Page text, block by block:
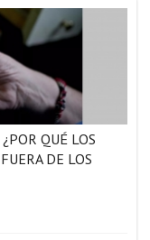
PACTO DE
PACTO DE
PACTO DE
PACTO DE
PACTO DE
PACTO DE
QUÉ LOS
DE LOS